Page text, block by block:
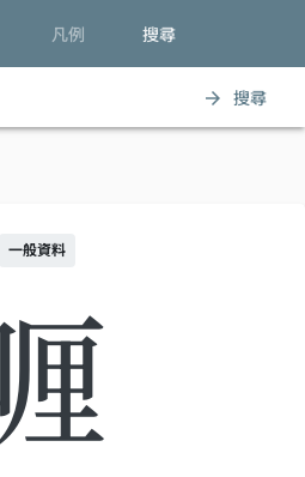
凡例 搜尋
arrow_forward 搜尋
一般資料